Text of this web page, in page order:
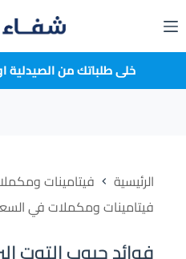
إلى
المحتوى خلى طلباتك من الصيدلية
الرئيسية
فيتامينات
فيتامينات ومكملات في